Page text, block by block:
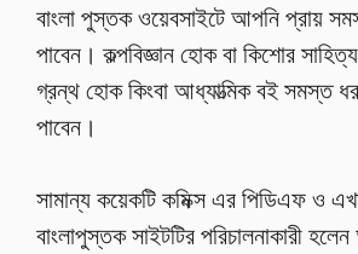
বাংলা পুস্তক ওয়েবসাইটে আপনি প্রায়
পাবেন। কল্পবিজ্ঞান হোক বা কিশোর
গ্রন্থ হোক কিংবা আধ্যাত্মিক বই সমস্ত
পাবেন।
সামান্য কয়েকটি কমিক্স এর পিডিএফ ও
বাংলাপুস্তক সাইটটির পরিচালনাকারী